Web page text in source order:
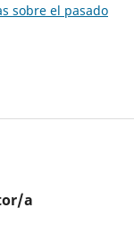
sobre el pasado
a